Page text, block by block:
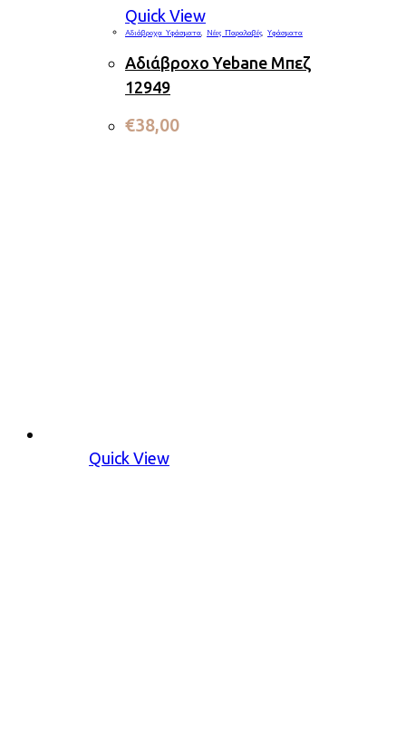
Quick View
Αδιάβροχα Υφάσματα Νέες Παραλαβές Υφάσματα
Αδιάβροχο Yebane Μπεζ
12949
€38,00
Quick View